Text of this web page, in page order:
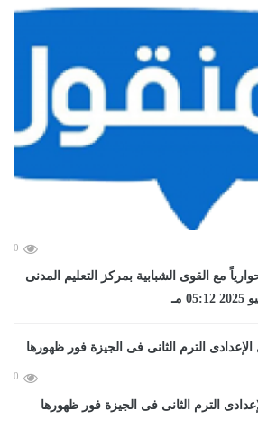
0
مع القوى الشبابية بمركز التعليم المدنى
0
الترم الثانى فى الجيزة فور ظهورها